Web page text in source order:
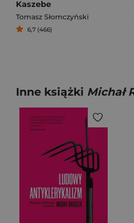
Kaszebe
Tomasz Słomczyński
6,7 (466)
Inne książki Michał